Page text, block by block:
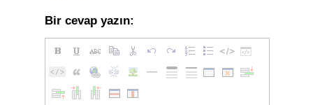
Bir cevap yazın: